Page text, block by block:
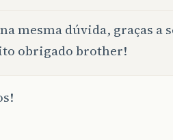
mesma dúvida, graças a
obrigado brother!